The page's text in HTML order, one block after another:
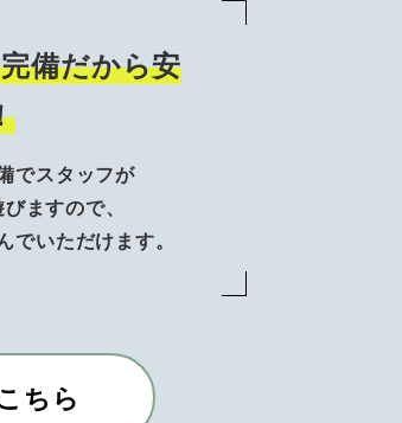
備だから安
でスタッフが
ますので、
でいただけます。
ちら